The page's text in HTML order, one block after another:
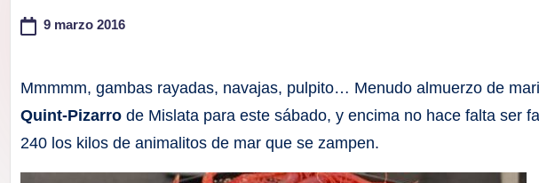
9 marzo 2016
Mmmmm, gambas rayadas, navajas, pulpito… Menudo almuerzo de
Quint-Pizarro de Mislata para este sábado, y encima no hace falta ser
240 los kilos de animalitos de mar que se zampen.